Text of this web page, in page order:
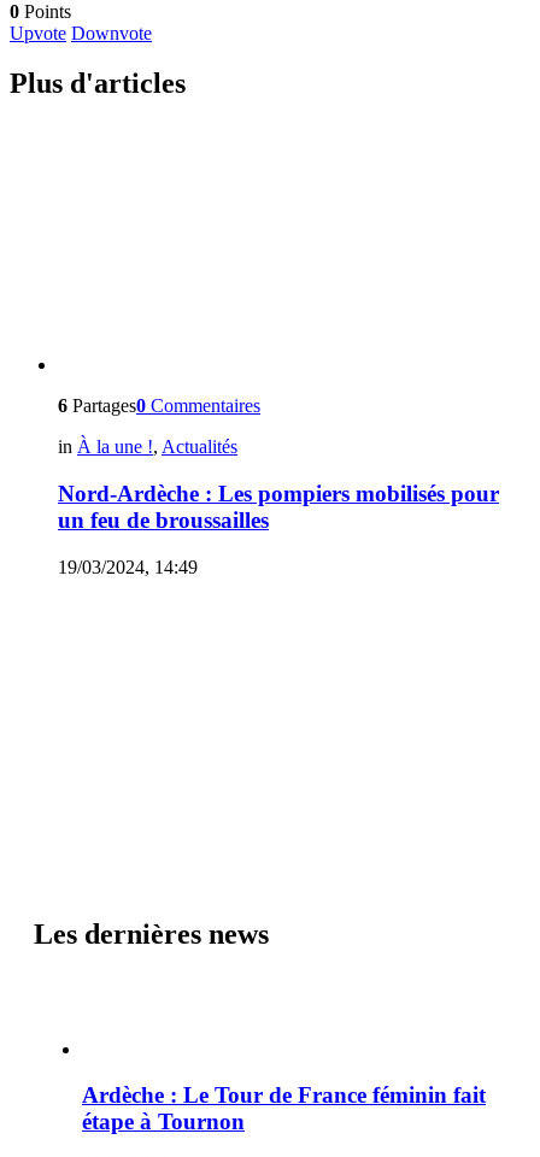
0 Points
Upvote Downvote
Plus d'articles
6 Partages0 Commentaires
in À la une !, Actualités
Nord-Ardèche : Les pompiers mobilisés pour
un feu de broussailles
19/03/2024, 14:49
Les dernières news
Ardèche : Le Tour de France féminin fait
étape à Tournon